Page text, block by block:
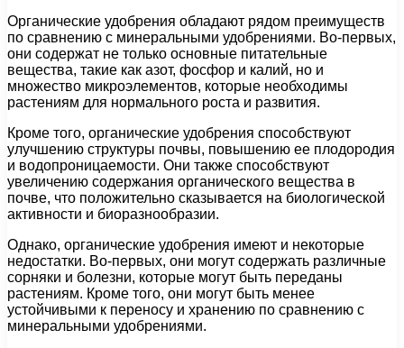
Органические удобрения обладают рядом преимуществ
по сравнению с минеральными удобрениями. Во-первых,
они содержат не только основные питательные
вещества, такие как азот, фосфор и калий, но и
множество микроэлементов, которые необходимы
растениям для нормального роста и развития.
Кроме того, органические удобрения способствуют
улучшению структуры почвы, повышению ее плодородия
и водопроницаемости. Они также способствуют
увеличению содержания органического вещества в
почве, что положительно сказывается на биологической
активности и биоразнообразии.
Однако, органические удобрения имеют и некоторые
недостатки. Во-первых, они могут содержать различные
сорняки и болезни, которые могут быть переданы
растениям. Кроме того, они могут быть менее
устойчивыми к переносу и хранению по сравнению с
минеральными удобрениями.